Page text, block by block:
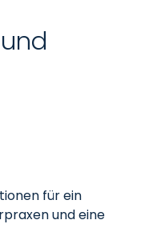
für ein
und eine